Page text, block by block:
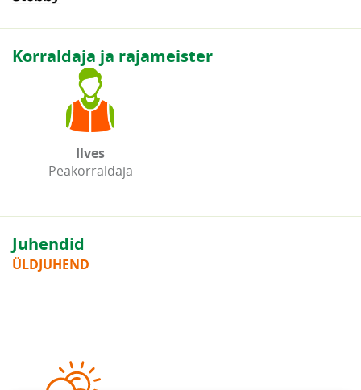
Korraldaja ja rajameister
Ilves
Peakorraldaja
Juhendid
ÜLDJUHEND